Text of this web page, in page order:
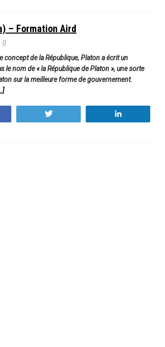
– Formation Aird
0
concept de la République, Platon a écrit un
le nom de « la République de Platon », une sorte
sur la meilleure forme de gouvernement.